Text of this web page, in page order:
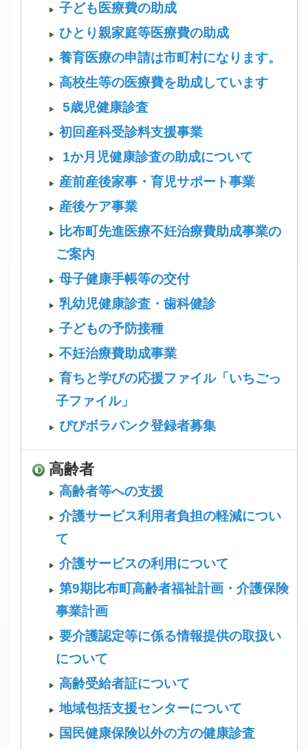
子ども医療費の助成
ひとり親家庭等医療費の助成
養育医療の申請は市町村になります。
高校生等の医療費を助成しています
5歳児健康診査
初回産科受診料支援事業
1か月児健康診査の助成について
産前産後家事・育児サポート事業
産後ケア事業
比布町先進医療不妊治療費助成事業の
ご案内
母子健康手帳等の交付
乳幼児健康診査・歯科健診
子どもの予防接種
不妊治療費助成事業
育ちと学びの応援ファイル「いちごっ
子ファイル」
ぴぴボラバンク登録者募集
高齢者
高齢者等への支援
介護サービス利用者負担の軽減につい
て
介護サービスの利用について
第9期比布町高齢者福祉計画・介護保険
事業計画
要介護認定等に係る情報提供の取扱い
について
高齢受給者証について
地域包括支援センターについて
国民健康保険以外の方の健康診査